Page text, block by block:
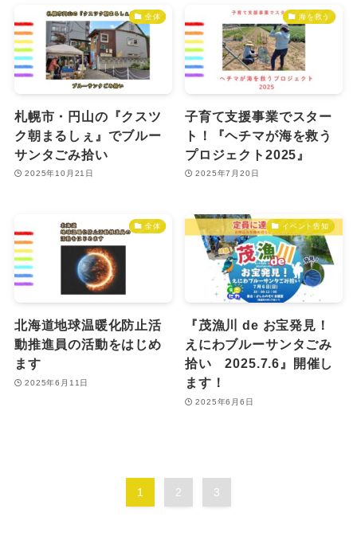
全体
札幌市・円山の『クスツ
ク朝まるしぇ』でブルー
サンタごみ拾い
2025年10月21日
海を救う
子育て支援事業でスター
ト！『ヘチマが海を救う
プロジェクト2025』
2025年7月20日
全体
北海道地球温暖化防止活
動推進員の活動をはじめ
ます
2025年6月11日
イベント告知
『茂漁川 de お宝発見！
えにわブルーサンタごみ
拾い 2025.7.6』開催し
ます！
2025年6月6日
1 2 3